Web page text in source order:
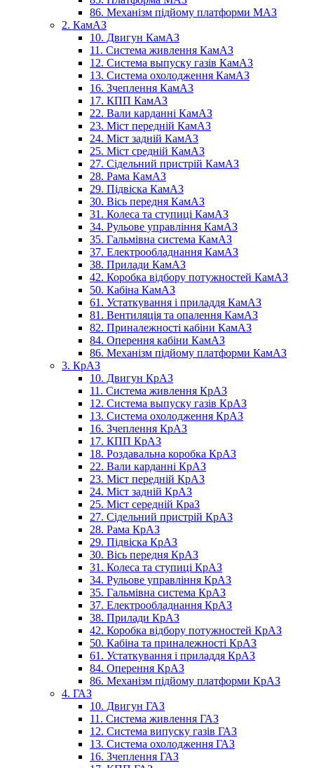
86. Механізм підйому платформи МАЗ
2. КамАЗ
10. Двигун КамАЗ
11. Система живлення КамАЗ
12. Система выпуску газів КамАЗ
13. Система охолодження КамАЗ
16. Зчеплення КамАЗ
17. КПП КамАЗ
22. Вали карданні КамАЗ
23. Міст передній КамАЗ
24. Міст задній КамАЗ
25. Міст средній КамАЗ
27. Сідельний пристрій КамАЗ
28. Рама КамАЗ
29. Підвіска КамАЗ
30. Вісь передня КамАЗ
31. Колеса та ступиці КамАЗ
34. Рульове управління КамАЗ
35. Гальмівна система КамАЗ
37. Електрообладнання КамАЗ
38. Прилади КамАЗ
42. Коробка відбору потужностей КамАЗ
50. Кабіна КамАЗ
61. Устаткування і приладдя КамАЗ
81. Вентиляція та опалення КамАЗ
82. Приналежності кабіни КамАЗ
84. Оперення кабіни КамАЗ
86. Механізм підйому платформи КамАЗ
3. КрАЗ
10. Двигун КрАЗ
11. Система живлення КрАЗ
12. Система выпуску газів КрАЗ
13. Система охолодження КрАЗ
16. Зчеплення КрАЗ
17. КПП КрАЗ
18. Роздавальна коробка КрАЗ
22. Вали карданні КрАЗ
23. Міст передній КрАЗ
24. Міст задній КрАЗ
25. Міст середній КраЗ
27. Сідельний пристрій КрАЗ
28. Рама КрАЗ
29. Підвіска КрАЗ
30. Вісь передня КрАЗ
31. Колеса та ступиці КрАЗ
34. Рульове управління КрАЗ
35. Гальмівна система КрАЗ
37. Електрообладнання КрАЗ
38. Прилади КрАЗ
42. Коробка відбору потужностей КрАЗ
50. Кабіна та приналежності КрАЗ
61. Устаткування і приладдя КрАЗ
84. Оперення КрАЗ
86. Механізм підйому платформи КрАЗ
4. ГАЗ
10. Двигун ГАЗ
11. Система живлення ГАЗ
12. Система випуску газів ГАЗ
13. Система охолодження ГАЗ
16. Зчеплення ГАЗ